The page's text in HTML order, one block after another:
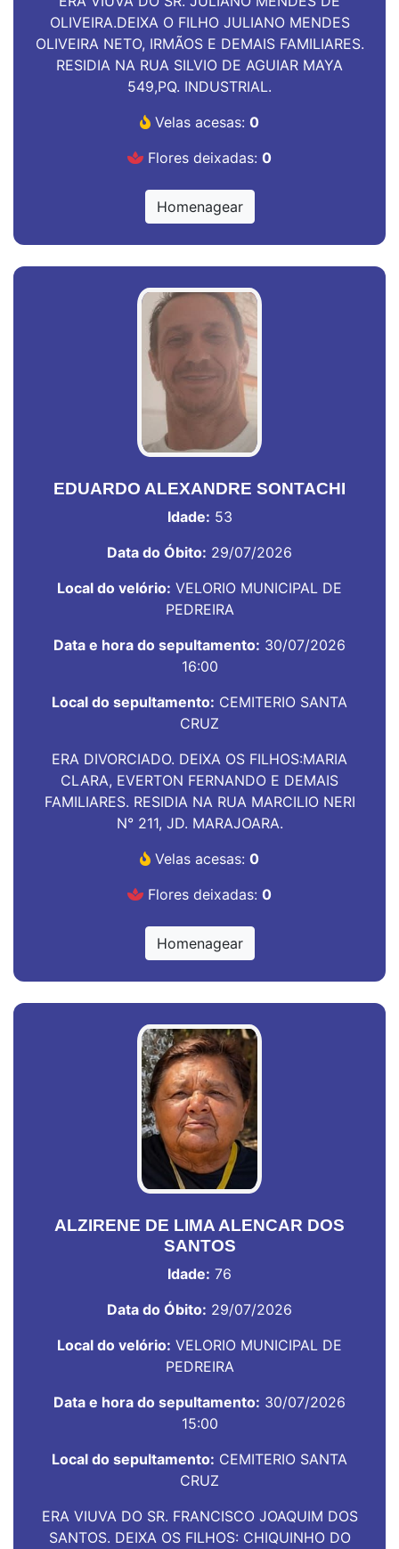
OLIVEIRA.DEIXA O FILHO JULIANO MENDES
OLIVEIRA NETO, IRMÃOS E DEMAIS FAMILIARES.
RESIDIA NA RUA SILVIO DE AGUIAR MAYA
549,PQ. INDUSTRIAL.
Velas acesas: 0
Flores deixadas: 0
Homenagear
EDUARDO ALEXANDRE SONTACHI
Idade: 53
Data do Óbito: 29/07/2026
Local do velório: VELORIO MUNICIPAL DE
PEDREIRA
Data e hora do sepultamento: 30/07/2026
16:00
Local do sepultamento: CEMITERIO SANTA
CRUZ
ERA DIVORCIADO. DEIXA OS FILHOS:MARIA
CLARA, EVERTON FERNANDO E DEMAIS
FAMILIARES. RESIDIA NA RUA MARCILIO NERI
N° 211, JD. MARAJOARA.
Velas acesas: 0
Flores deixadas: 0
Homenagear
ALZIRENE DE LIMA ALENCAR DOS
SANTOS
Idade: 76
Data do Óbito: 29/07/2026
Local do velório: VELORIO MUNICIPAL DE
PEDREIRA
Data e hora do sepultamento: 30/07/2026
15:00
Local do sepultamento: CEMITERIO SANTA
CRUZ
ERA VIUVA DO SR. FRANCISCO JOAQUIM DOS
SANTOS. DEIXA OS FILHOS: CHIQUINHO DO